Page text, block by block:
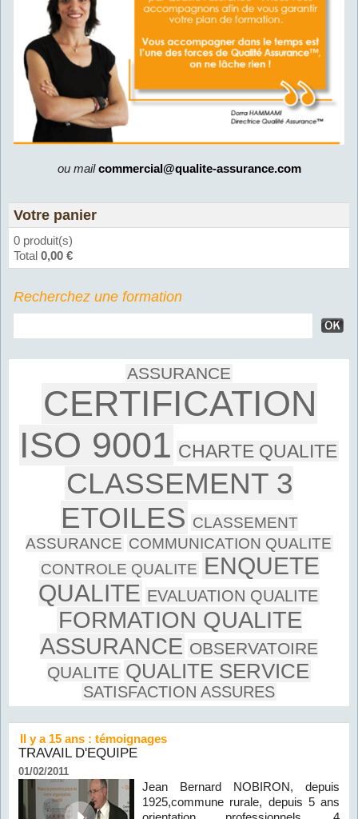
ou mailcommercial@qualite-assurance.com
Votre panier
0 produit(s)
Total 0,00 €
Recherchez une formation
ASSURANCE
CERTIFICATION
ISO 9001 CHARTE QUALITE
CLASSEMENT 3
ETOILES CLASSEMENT
ASSURANCE COMMUNICATION QUALITE
CONTROLE QUALITE ENQUETE
QUALITE EVALUATION QUALITE
FORMATION QUALITE
ASSURANCE OBSERVATOIRE
QUALITE QUALITE SERVICE
SATISFACTION ASSURES
Il y a 15 ans : témoignages
TRAVAIL D'EQUIPE
01/02/2011
Jean Bernard NOBIRON, depuis
1925,commune rurale, depuis 5 ans